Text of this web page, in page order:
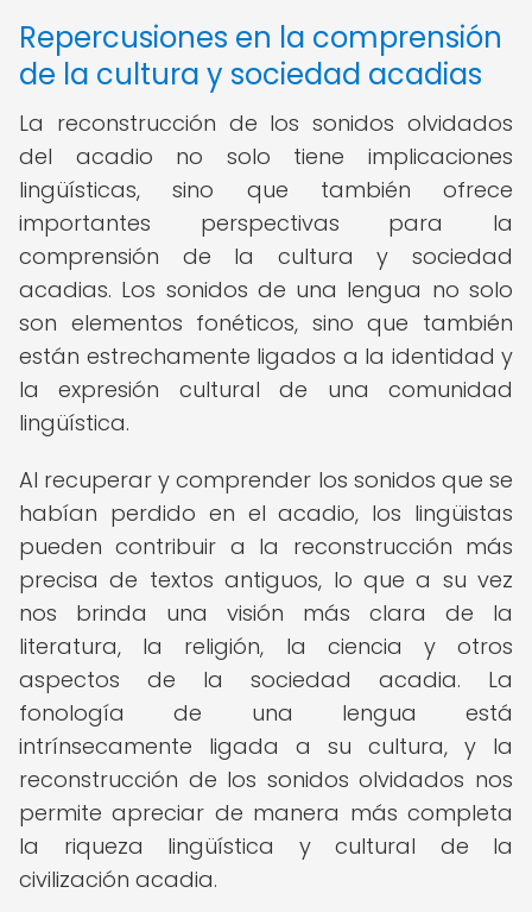
Repercusiones en la comprensión
de la cultura y sociedad acadias
La reconstrucción de los sonidos olvidados
del acadio no solo tiene implicaciones
lingüísticas, sino que también ofrece
importantes perspectivas para la
comprensión de la cultura y sociedad
acadias. Los sonidos de una lengua no solo
son elementos fonéticos, sino que también
están estrechamente ligados a la identidad y
la expresión cultural de una comunidad
lingüística.
Al recuperar y comprender los sonidos que se
habían perdido en el acadio, los lingüistas
pueden contribuir a la reconstrucción más
precisa de textos antiguos, lo que a su vez
nos brinda una visión más clara de la
literatura, la religión, la ciencia y otros
aspectos de la sociedad acadia. La
fonología de una lengua está
intrínsecamente ligada a su cultura, y la
reconstrucción de los sonidos olvidados nos
permite apreciar de manera más completa
la riqueza lingüística y cultural de la
civilización acadia.